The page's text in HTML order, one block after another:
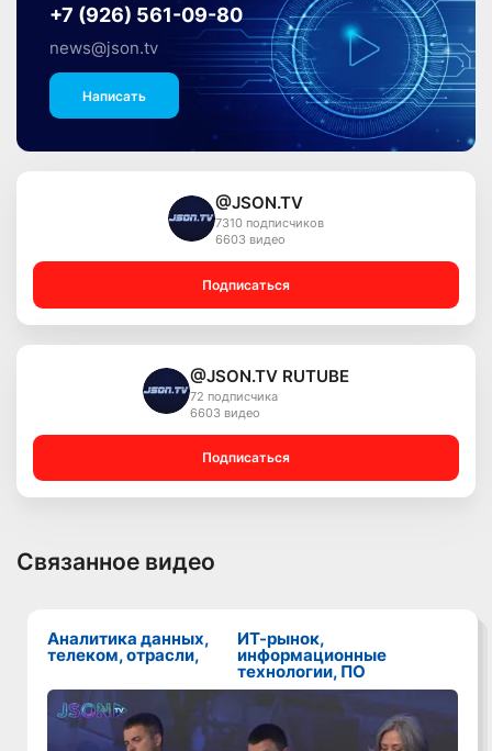
+7 (926) 561-09-80
news@json.tv
Написать
@JSON.TV
7310 подписчиков
6603 видео
Подписаться
@JSON.TV RUTUBE
72 подписчика
6603 видео
Подписаться
Связанное видео
Аналитика данных,
телеком, отрасли,
ИТ-рынок,
информационные
технологии, ПО